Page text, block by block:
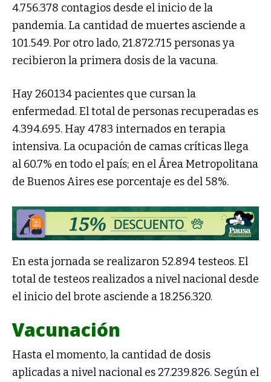
4.756.378 contagios desde el inicio de la
pandemia. La cantidad de muertes asciende a
101.549. Por otro lado, 21.872.715 personas ya
recibieron la primera dosis de la vacuna.
Hay 260.134 pacientes que cursan la
enfermedad. El total de personas recuperadas es
4.394.695. Hay 4783 internados en terapia
intensiva. La ocupación de camas críticas llega
al 60.7% en todo el país; en el Área Metropolitana
de Buenos Aires ese porcentaje es del 58%.
En esta jornada se realizaron 52.894 testeos. El
total de testeos realizados a nivel nacional desde
el inicio del brote asciende a 18.256.320.
Vacunación
Hasta el momento, la cantidad de dosis
aplicadas a nivel nacional es 27.239.826. Según el